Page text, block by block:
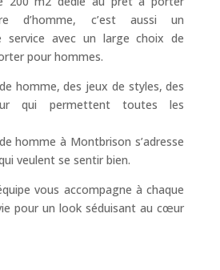
d’homme, c’est aussi un
service avec un large choix de
pour hommes.
homme, des jeux de styles, des
qui permettent toutes les
homme à Montbrison s’adresse
veulent se sentir bien.
vous accompagne à chaque
pour un look séduisant au cœur